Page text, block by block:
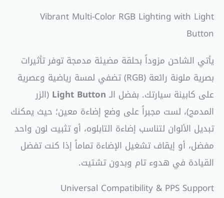
Vibrant Multi-Color RGB Lighting with Light
Button
يأتي الشاحن مزوداً بحلقة مضيئة مدمجة توفر تأثيرات
بصرية ملونة رائعة (RGB) تضفي لمسة رياضية وعصرية
على كابينة سيارتك. بفضل الـ Light Button (الزر
المدمج)، لست مجبراً على وضع إضاءة معين؛ حيث يمكنك
تبديل الألوان لتناسب إضاءة التابلوه، أو تثبيت لون واحد
مفضل، أو إيقاف تشغيل الإضاءة تماماً إذا كنت تفضل
القيادة في هدوء تام وبدون تشتيت.
Universal Compatibility & PPS Support